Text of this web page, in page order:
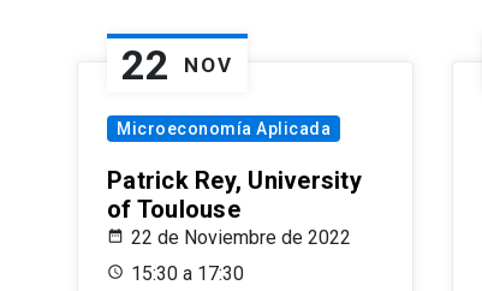
22 NOV
Microeconomía Aplicada
Patrick Rey, University
of Toulouse
22 de Noviembre de 2022
15:30 a 17:30